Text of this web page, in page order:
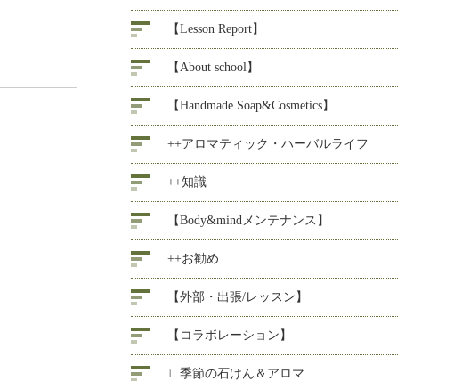
【Lesson Report】
【About school】
【Handmade Soap&Cosmetics】
++アロマティック・ハーバルライフ
++知識
【Body&mindメンテナンス】
++お勧め
【外部・出張/レッスン】
【コラボレーション】
∟季節の石けん＆アロマ